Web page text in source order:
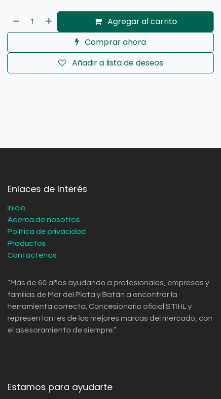
Agregar al carrito
Comprar ahora
Añadir a lista de deseos
Enlaces de Interés
Inicio
Acerca de nosotros
Política de privacidad
Productos
Contáctenos
“Más de 60 años ayudando a profesionales, empresas y
familias de Mar del Plata y Batán a encontrar la
herramienta correcta. Concesionario oficial STIHL y
representantes de las mejores marcas del mercado, con
el asesoramiento de siempre.”
Estamos para ayudarte